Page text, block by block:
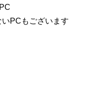
PCもございます